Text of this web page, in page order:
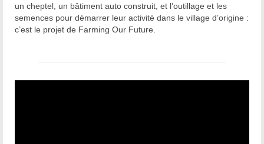
un cheptel, un bâtiment auto construit, et l’outillage et les
semences pour démarrer leur activité dans le village d’origine :
c’est le projet de Farming Our Future.